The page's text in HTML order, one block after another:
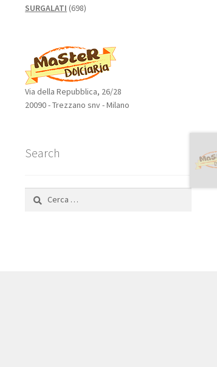
SURGALATI 698698
Via della Repubblica, 26/28
20090 - Trezzano snv - Milano
Search
per: